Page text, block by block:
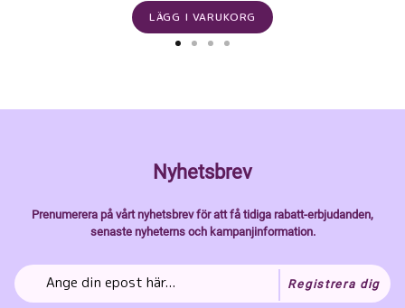
LÄGG I VARUKORG
Nyhetsbrev
Prenumerera på vårt nyhetsbrev för att få tidiga rabatt-erbjudanden,
senaste nyheterns och kampanjinformation.
Registrera dig